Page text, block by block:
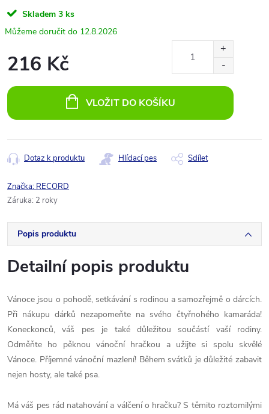
Skladem 3 ks
12.8.2026
216 Kč
cena:
VLOŽIT DO KOŠÍKU
Dotaz k produktu Hlídací pes Sdílet
Značka: RECORD
Záruka: 2 roky
Popis produktu
Detailní popis produktu
Vánoce jsou o pohodě, setkávání s rodinou a samozřejmě o dárcích.
Při nákupu dárků nezapomeňte na svého čtyřnohého kamaráda!
Koneckonců, váš pes je také důležitou součástí vaší rodiny.
Odměňte ho pěknou vánoční hračkou a užijte si spolu skvělé
Vánoce. Příjemné vánoční mazlení! Během svátků je důležité zabavit
nejen hosty, ale také psa.
Má váš pes rád natahování a válčení o hračku? S těmito roztomilými